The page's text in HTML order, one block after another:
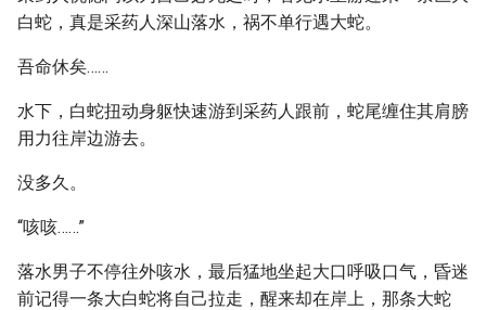
白蛇，真是采药人深山落水，祸不单行遇大蛇。
吾命休矣……
水下，白蛇扭动身躯快速游到采药人跟前，蛇尾缠住其肩膀
用力往岸边游去。
没多久。
“咳咳……”
落水男子不停往外咳水，最后猛地坐起大口呼吸口气，昏迷
前记得一条大白蛇将自己拉走，醒来却在岸上，那条大蛇